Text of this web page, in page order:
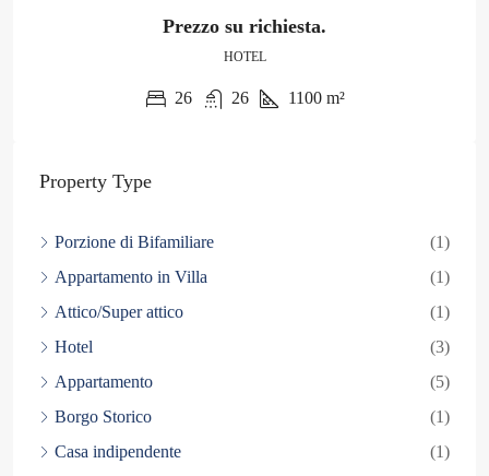
Prezzo su richiesta.
HOTEL
26 26 1100 m²
Property Type
Porzione di Bifamiliare
(1)
Appartamento in Villa
(1)
Attico/Super attico
(1)
Hotel
(3)
Appartamento
(5)
Borgo Storico
(1)
Casa indipendente
(1)